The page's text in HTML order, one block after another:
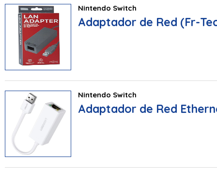
Nintendo Switch
Adaptador de Red (Fr-
Nintendo Switch
Adaptador de Red